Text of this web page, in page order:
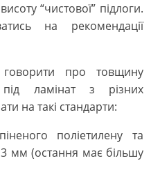
“чистової” підлоги.
на рекомендації
про товщину
під ламінат з різних
на такі стандарти:
поліетилену та
мм (остання має більшу